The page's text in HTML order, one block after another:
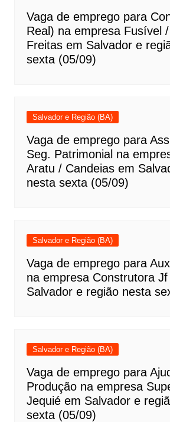
Vaga de emprego para
Real) na empresa Fusível
Freitas em Salvador e
sexta (05/09)
Salvador e Região (BA)
Vaga de emprego para
Seg. Patrimonial na
Aratu / Candeias em
nesta sexta (05/09)
Salvador e Região (BA)
Vaga de emprego para
na empresa Construtora
Salvador e região nesta
Salvador e Região (BA)
Vaga de emprego para
Produção na empresa
Jequié em Salvador e
sexta (05/09)